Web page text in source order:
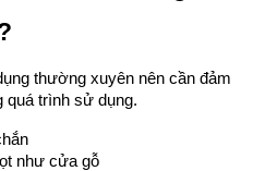
thường xuyên nên cần đảm
quá trình sử dụng.
như cửa gỗ